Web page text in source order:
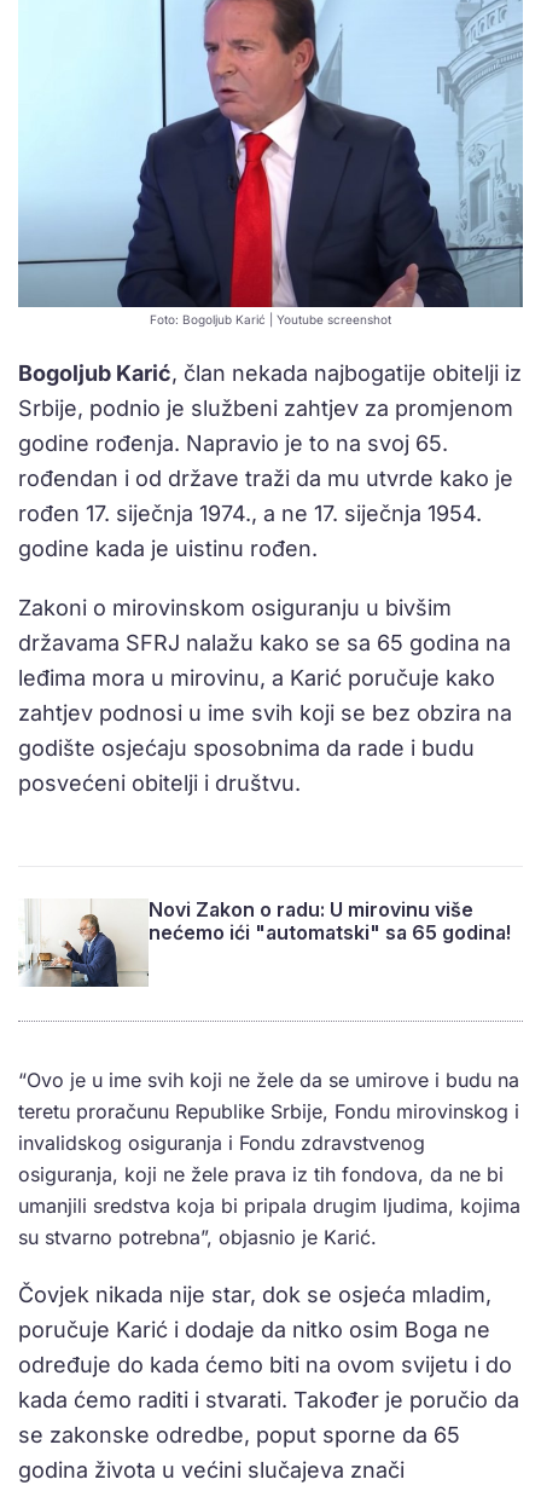
Foto: Bogoljub Karić | Youtube screenshot
Bogoljub Karić, član nekada najbogatije obitelji iz
Srbije, podnio je službeni zahtjev za promjenom
godine rođenja. Napravio je to na svoj 65.
rođendan i od države traži da mu utvrde kako je
rođen 17. siječnja 1974., a ne 17. siječnja 1954.
godine kada je uistinu rođen.
Zakoni o mirovinskom osiguranju u bivšim
državama SFRJ nalažu kako se sa 65 godina na
leđima mora u mirovinu, a Karić poručuje kako
zahtjev podnosi u ime svih koji se bez obzira na
godište osjećaju sposobnima da rade i budu
posvećeni obitelji i društvu.
Novi Zakon o radu: U mirovinu više
nećemo ići "automatski" sa 65 godina!
“Ovo je u ime svih koji ne žele da se umirove i budu na
teretu proračunu Republike Srbije, Fondu mirovinskog i
invalidskog osiguranja i Fondu zdravstvenog
osiguranja, koji ne žele prava iz tih fondova, da ne bi
umanjili sredstva koja bi pripala drugim ljudima, kojima
su stvarno potrebna”, objasnio je Karić.
Čovjek nikada nije star, dok se osjeća mladim,
poručuje Karić i dodaje da nitko osim Boga ne
određuje do kada ćemo biti na ovom svijetu i do
kada ćemo raditi i stvarati. Također je poručio da
se zakonske odredbe, poput sporne da 65
godina života u većini slučajeva znači